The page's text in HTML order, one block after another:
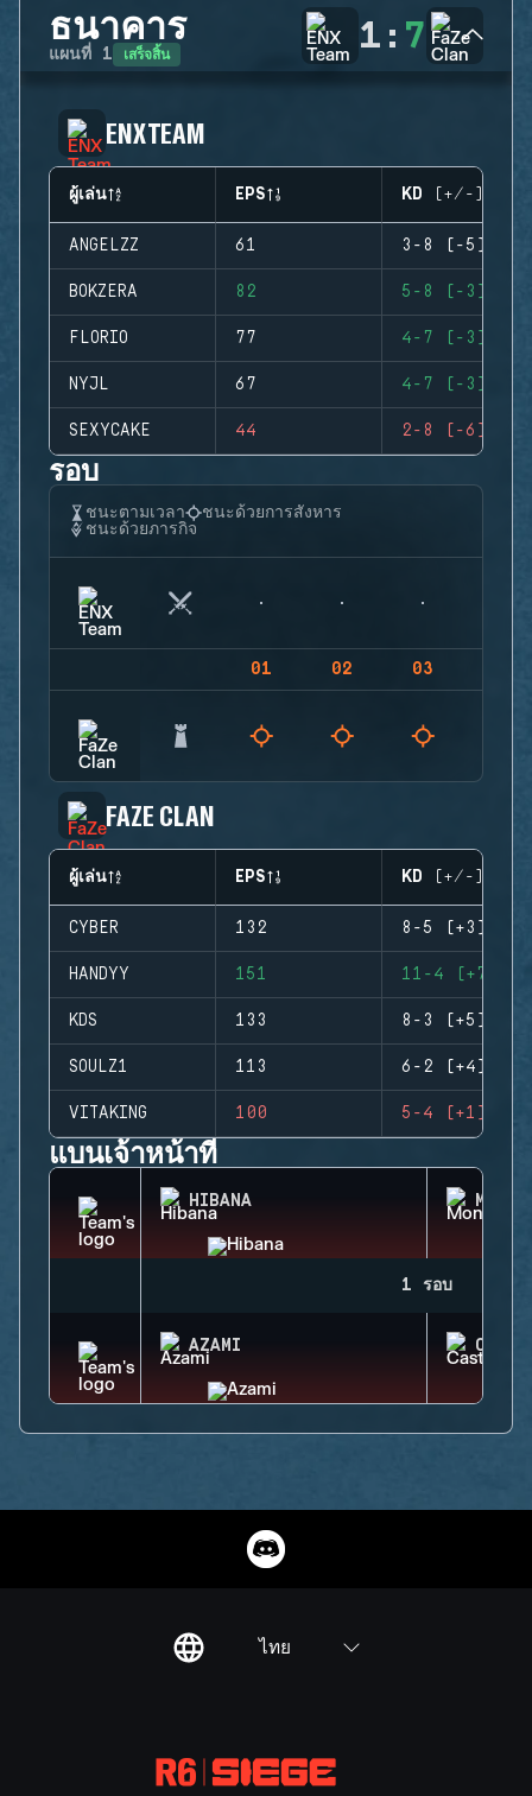
ธนาคาร
แผนที่ 1 เสร็จสิ้น 1 : 7
ENX TEAM
ผู้เล่น EPS KD (+/-)
ANGELZZ 61 3-8 (-5)
BOKZERA 82 5-8 (-3)
FLORIO 77 4-7 (-3)
NYJL 67 4-7 (-3)
SEXYCAKE 44 2-8 (-6)
รอบ
ชนะตามเวลา
ชนะด้วยการสังหาร
ชนะด้วยภารกิจ
01 02 03
FAZE CLAN
ผู้เล่น EPS KD (+/-)
CYBER 132 8-5 (+3)
HANDYY 151 11-4 (+7)
KDS 133 8-3 (+5)
SOULZ1 113 6-2 (+4)
VITAKING 100 5-4 (+1)
แบนเจ้าหน้าที่
HIBANA
1 รอบ
AZAMI
ไทย